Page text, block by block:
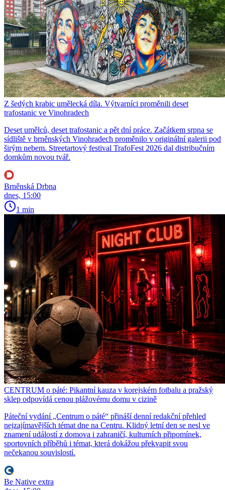
Z šedých krabic umělecká díla. Výtvarníci proměnili deset
trafostanic ve Vinohradech
Deset umělců, deset trafostanic a pět dní práce. Začátkem srpna se
sídliště v brněnských Vinohradech proměnilo v originální galerii pod
širým nebem. Streetartový festival TrafoFest 2026 dal distribučním
domkům novou tvář.
Brněnská Drbna
dnes, 15:00
1 min
CENTRUM o páté: Pikantní kauza v korejském fotbalu a pražský
sklep odpovídá cenou plážovému domu v cizině
Páteční vydání „Centrum o páté“ přináší denní redakční přehled
nejzajímavějších témat dne na Centru. Klidný letní den se nesl ve
znamení událostí z domova i zahraničí, kulturních připomínek,
sportovních příběhů i témat, která dokážou překvapit svou
nečekanou souvislostí.
Be Native extra